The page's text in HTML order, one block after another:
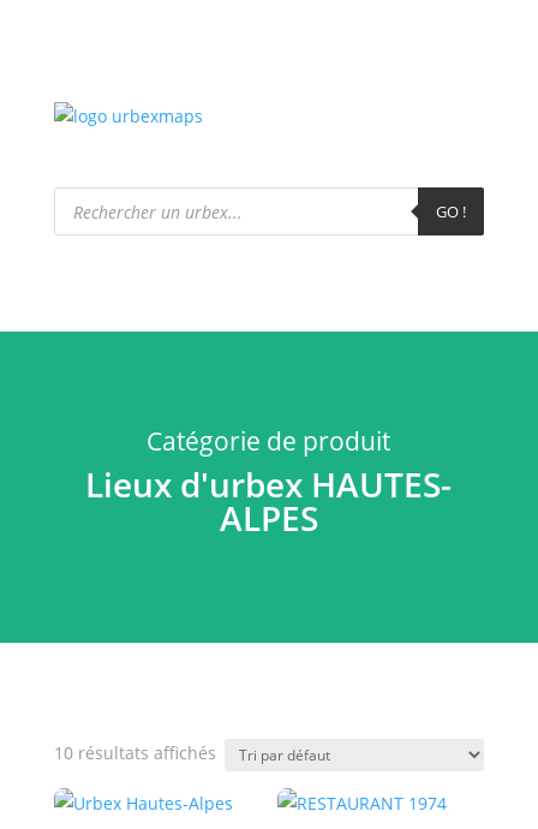
Recherche
produits
GO !
Catégorie de produit
Lieux d'urbex HAUTES-
ALPES
10 résultats affichés